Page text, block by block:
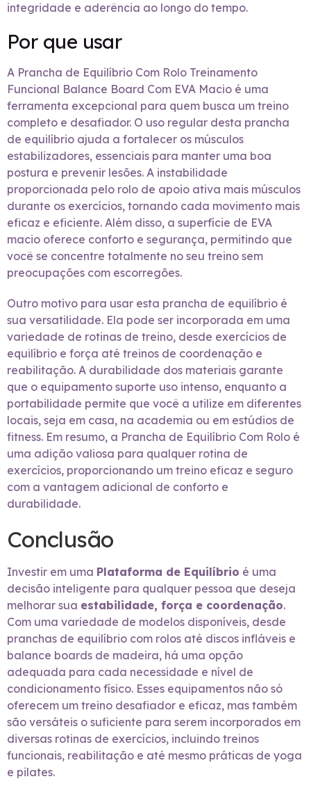
integridade e aderência ao longo do tempo.
Por que usar
A Prancha de Equilíbrio Com Rolo Treinamento
Funcional Balance Board Com EVA Macio é uma
ferramenta excepcional para quem busca um treino
completo e desafiador. O uso regular desta prancha
de equilíbrio ajuda a fortalecer os músculos
estabilizadores, essenciais para manter uma boa
postura e prevenir lesões. A instabilidade
proporcionada pelo rolo de apoio ativa mais músculos
durante os exercícios, tornando cada movimento mais
eficaz e eficiente. Além disso, a superfície de EVA
macio oferece conforto e segurança, permitindo que
você se concentre totalmente no seu treino sem
preocupações com escorregões.
Outro motivo para usar esta prancha de equilíbrio é
sua versatilidade. Ela pode ser incorporada em uma
variedade de rotinas de treino, desde exercícios de
equilíbrio e força até treinos de coordenação e
reabilitação. A durabilidade dos materiais garante
que o equipamento suporte uso intenso, enquanto a
portabilidade permite que você a utilize em diferentes
locais, seja em casa, na academia ou em estúdios de
fitness. Em resumo, a Prancha de Equilíbrio Com Rolo é
uma adição valiosa para qualquer rotina de
exercícios, proporcionando um treino eficaz e seguro
com a vantagem adicional de conforto e
durabilidade.
Conclusão
Investir em uma Plataforma de Equilíbrio é uma
decisão inteligente para qualquer pessoa que deseja
melhorar sua estabilidade, força e coordenação.
Com uma variedade de modelos disponíveis, desde
pranchas de equilíbrio com rolos até discos infláveis e
balance boards de madeira, há uma opção
adequada para cada necessidade e nível de
condicionamento físico. Esses equipamentos não só
oferecem um treino desafiador e eficaz, mas também
são versáteis o suficiente para serem incorporados em
diversas rotinas de exercícios, incluindo treinos
funcionais, reabilitação e até mesmo práticas de yoga
e pilates.